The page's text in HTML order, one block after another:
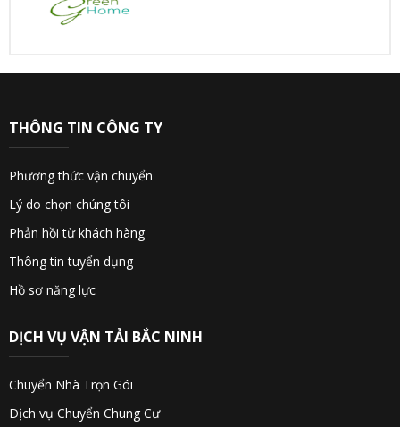
THÔNG TIN CÔNG TY
Phương thức vận chuyển
Lý do chọn chúng tôi
Phản hồi từ khách hàng
Thông tin tuyển dụng
Hồ sơ năng lực
DỊCH VỤ VẬN TẢI BẮC NINH
Chuyển Nhà Trọn Gói
Dịch vụ Chuyển Chung Cư